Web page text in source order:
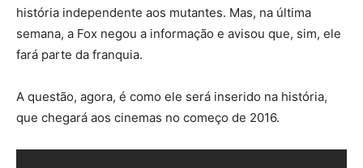
história independente aos mutantes. Mas, na última
semana, a Fox negou a informação e avisou que, sim, ele
fará parte da franquia.
A questão, agora, é como ele será inserido na história,
que chegará aos cinemas no começo de 2016.